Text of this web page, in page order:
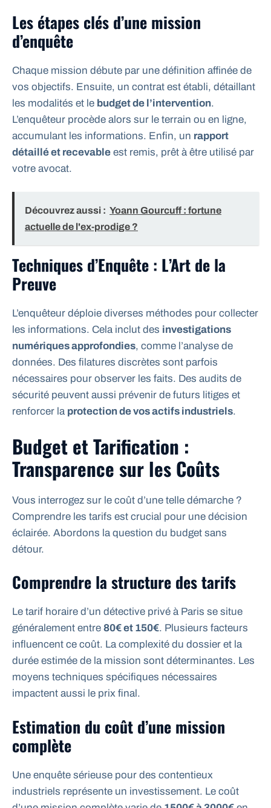
Les étapes clés d’une mission
d’enquête
Chaque mission débute par une définition affinée de
vos objectifs. Ensuite, un contrat est établi, détaillant
les modalités et le budget de l’intervention.
L’enquêteur procède alors sur le terrain ou en ligne,
accumulant les informations. Enfin, un rapport
détaillé et recevable est remis, prêt à être utilisé par
votre avocat.
Découvrez aussi : Yoann Gourcuff : fortune
actuelle de l'ex-prodige ?
Techniques d’Enquête : L’Art de la
Preuve
L’enquêteur déploie diverses méthodes pour collecter
les informations. Cela inclut des investigations
numériques approfondies, comme l’analyse de
données. Des filatures discrètes sont parfois
nécessaires pour observer les faits. Des audits de
sécurité peuvent aussi prévenir de futurs litiges et
renforcer la protection de vos actifs industriels.
Budget et Tarification :
Transparence sur les Coûts
Vous interrogez sur le coût d’une telle démarche ?
Comprendre les tarifs est crucial pour une décision
éclairée. Abordons la question du budget sans
détour.
Comprendre la structure des tarifs
Le tarif horaire d’un détective privé à Paris se situe
généralement entre 80€ et 150€. Plusieurs facteurs
influencent ce coût. La complexité du dossier et la
durée estimée de la mission sont déterminantes. Les
moyens techniques spécifiques nécessaires
impactent aussi le prix final.
Estimation du coût d’une mission
complète
Une enquête sérieuse pour des contentieux
industriels représente un investissement. Le coût